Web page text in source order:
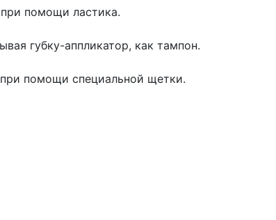
помощи ластика.
губку-аппликатор, как тампон.
помощи специальной щетки.